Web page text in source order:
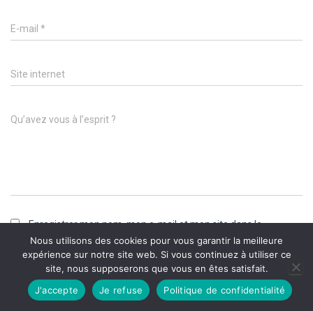
E-mail *
Site internet
Qu’avez vous à l’esprit ?
Enregistrer mon nom, mon e-mail et mon site dans le
navigateur pour mon prochain commentaire.
Nous utilisons des cookies pour vous garantir la meilleure
expérience sur notre site web. Si vous continuez à utiliser ce
site, nous supposerons que vous en êtes satisfait.
J'accepte
Je refuse Politique de confidentialité